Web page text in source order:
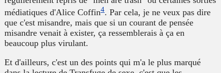
médiatiques d'Alice Coffin4. Par cela, je ne veux pas dire
que c'est misandre, mais que si un courant de pensée
misandre venait à exister, ça ressemblerais à ça en
beaucoup plus virulant.
Et d'ailleurs, c'est un des points qui m'a le plus marqué